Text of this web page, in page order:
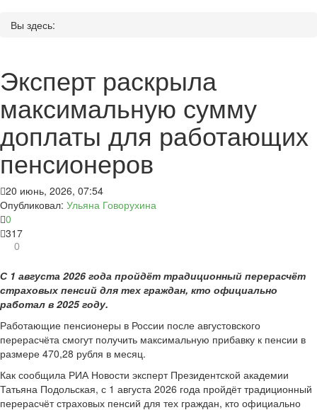
Вы здесь:
Эксперт раскрыла
максимальную сумму
доплаты для работающих
пенсионеров
20 июнь, 2026, 07:54
Опубликовал: Ульяна Говорухина
0
317
0
С 1 августа 2026 года пройдёт традиционный перерасчёт
страховых пенсий для тех граждан, кто официально
работал в 2025 году.
Работающие пенсионеры в России после августовского
перерасчёта смогут получить максимальную прибавку к пенсии в
размере 470,28 рубля в месяц.
Как сообщила РИА Новости эксперт Президентской академии
Татьяна Подольская, с 1 августа 2026 года пройдёт традиционный
перерасчёт страховых пенсий для тех граждан, кто официально